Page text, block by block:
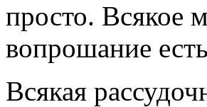
просто. Всякое
вопрошание
Всякая